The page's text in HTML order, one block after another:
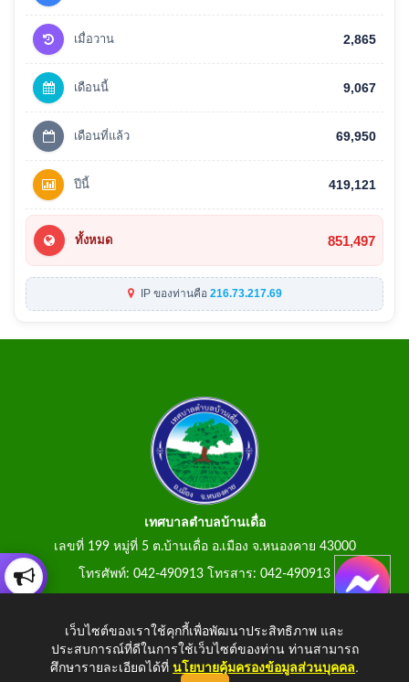
เมื่อวาน 2,865
เดือนนี้ 9,067
เดือนที่แล้ว 69,950
ปีนี้ 419,121
ทั้งหมด 851,497
IP ของท่านคือ 216.73.217.69
เทศบาลตำบลบ้านเดื่อ
เลขที่ 199 หมู่ที่ 5 ต.บ้านเดื่อ อ.เมือง จ.หนองคาย 43000
โทรศัพท์: 042-490913 โทรสาร: 042-490913
เว็บไซต์ของเราใช้คุกกี้เพื่อพัฒนาประสิทธิภาพ และ
ประสบการณ์ที่ดีในการใช้เว็บไซต์ของท่าน ท่านสามารถ
ศึกษารายละเอียดได้ที่ นโยบายคุ้มครองข้อมูลส่วนบุคคล.